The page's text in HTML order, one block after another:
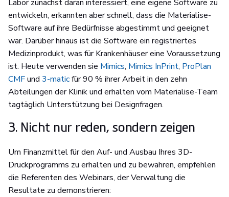
Labor zunächst daran interessiert, eine eigene Software zu
entwickeln, erkannten aber schnell, dass die Materialise-
Software auf ihre Bedürfnisse abgestimmt und geeignet
war. Darüber hinaus ist die Software ein registriertes
Medizinprodukt, was für Krankenhäuser eine Voraussetzung
ist. Heute verwenden sie Mimics, Mimics InPrint, ProPlan
CMFund 3-maticfür 90 % ihrer Arbeit in den zehn
Abteilungen der Klinik und erhalten vom Materialise-Team
tagtäglich Unterstützung bei Designfragen.
3. Nicht nur reden, sondern zeigen
Um Finanzmittel für den Auf- und Ausbau Ihres 3D-
Druckprogramms zu erhalten und zu bewahren, empfehlen
die Referenten des Webinars, der Verwaltung die
Resultate zu demonstrieren: